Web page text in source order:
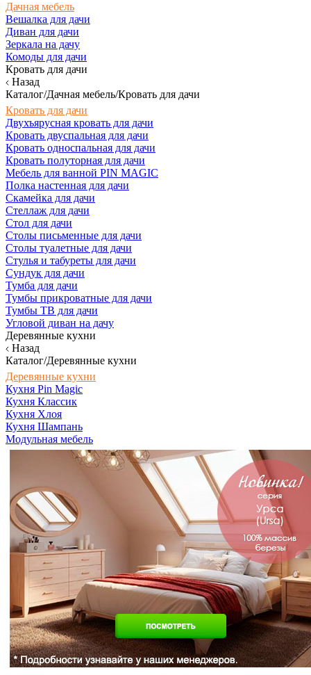
Дачная мебель
Вешалка для дачи
Диван для дачи
Зеркала на дачу
Комоды для дачи
Кровать для дачи
Назад
Каталог/Дачная мебель/Кровать для дачи
Кровать для дачи
Двухъярусная кровать для дачи
Кровать двуспальная для дачи
Кровать односпальная для дачи
Кровать полуторная для дачи
Мебель для ванной PIN MAGIC
Полка настенная для дачи
Скамейка для дачи
Стеллаж для дачи
Стол для дачи
Столы письменные для дачи
Столы туалетные для дачи
Стулья и табуреты для дачи
Сундук для дачи
Тумба для дачи
Тумбы прикроватные для дачи
Тумбы ТВ для дачи
Угловой диван на дачу
Деревянные кухни
Назад
Каталог/Деревянные кухни
Деревянные кухни
Кухня Pin Magic
Кухня Классик
Кухня Хлоя
Кухня Шампань
Модульная мебель